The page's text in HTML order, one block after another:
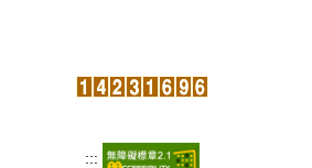
:::